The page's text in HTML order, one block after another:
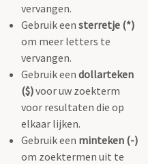
vervangen.
Gebruik een sterretje (*)
om meer letters te
vervangen.
Gebruik een dollarteken
($)voor uw zoekterm
voor resultaten die op
elkaar lijken.
Gebruik een minteken (-)
om zoektermen uit te